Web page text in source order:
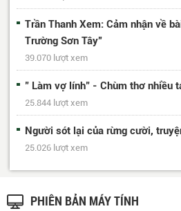
Trần Thanh Xem: Cảm nhận về
Trường Sơn Tây”
39.070 lượt xem
" Làm vợ lính" - Chùm thơ nhiều
25.844 lượt xem
Người sót lại của rừng cười,
25.026 lượt xem
PHIÊN BẢN MÁY TÍNH